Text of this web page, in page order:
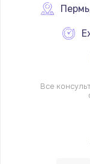
Пермь
Все